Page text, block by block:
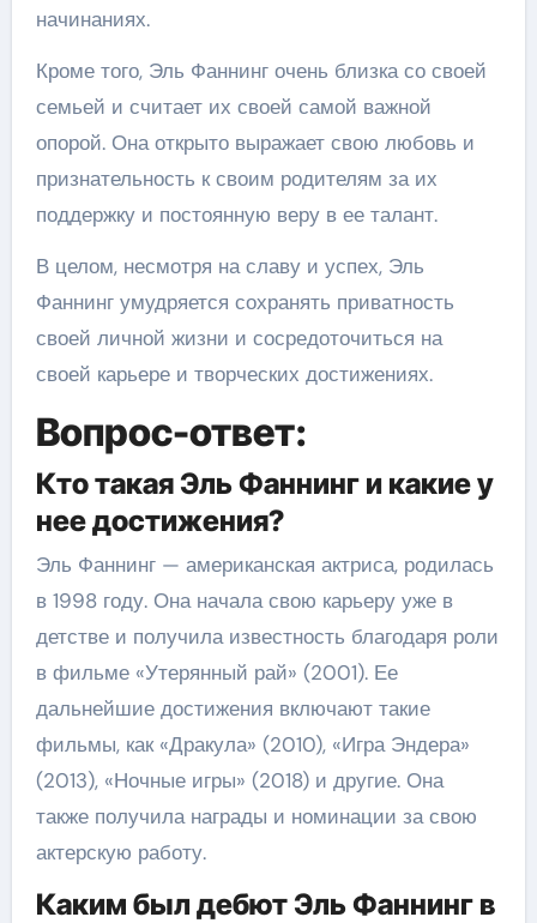
начинаниях.
Кроме того, Эль Фаннинг очень близка со своей
семьей и считает их своей самой важной
опорой. Она открыто выражает свою любовь и
признательность к своим родителям за их
поддержку и постоянную веру в ее талант.
В целом, несмотря на славу и успех, Эль
Фаннинг умудряется сохранять приватность
своей личной жизни и сосредоточиться на
своей карьере и творческих достижениях.
Вопрос-ответ:
Кто такая Эль Фаннинг и какие у
нее достижения?
Эль Фаннинг — американская актриса, родилась
в 1998 году. Она начала свою карьеру уже в
детстве и получила известность благодаря роли
в фильме «Утерянный рай» (2001). Ее
дальнейшие достижения включают такие
фильмы, как «Дракула» (2010), «Игра Эндера»
(2013), «Ночные игры» (2018) и другие. Она
также получила награды и номинации за свою
актерскую работу.
Каким был дебют Эль Фаннинг в